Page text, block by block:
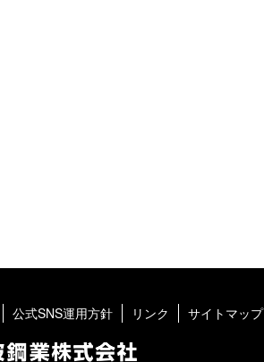
公式SNS運用方針 リンク サイトマップ